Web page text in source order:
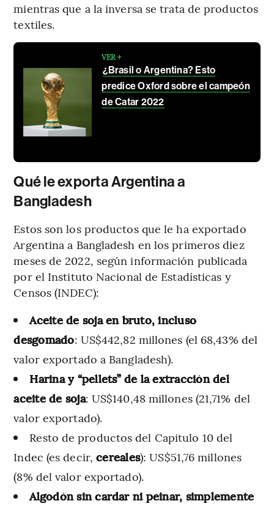
mientras que a la inversa se trata de productos
textiles.
VER +
¿Brasil o Argentina? Esto
predice Oxford sobre el campeón
de Catar 2022
Qué le exporta Argentina a
Bangladesh
Estos son los productos que le ha exportado
Argentina a Bangladesh en los primeros diez
meses de 2022, según información publicada
por el Instituto Nacional de Estadísticas y
Censos (INDEC):
Aceite de soja en bruto, incluso
desgomado: US$442,82 millones (el 68,43% del
valor exportado a Bangladesh).
Harina y “pellets” de la extracción del
aceite de soja: US$140,48 millones (21,71% del
valor exportado).
Resto de productos del Capitulo 10 del
Indec (es decir,cereales): US$51,76 millones
(8% del valor exportado).
Algodón sin cardar ni peinar, simplemente